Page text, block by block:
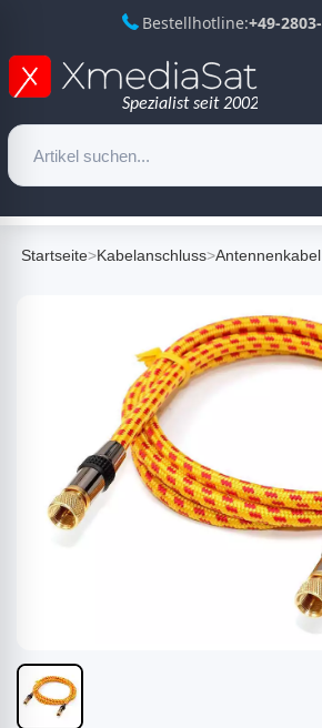
Bestellhotline:+49-
Startseite>Kabelanschluss>Antennenkabel